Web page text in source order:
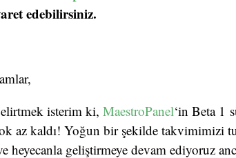
edebilirsiniz.
isterim ki, MaestroPanel‘in Beta 1
az kaldı! Yoğun bir şekilde takvimimizi
heyecanla geliştirmeye devam ediyoruz